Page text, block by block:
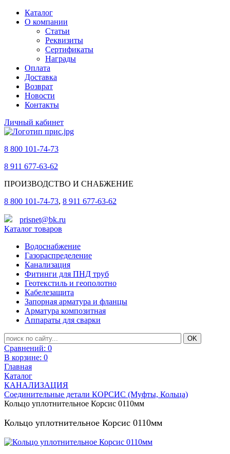
Каталог
О компании
Статьи
Реквизиты
Сертификаты
Награды
Оплата
Доставка
Возврат
Новости
Контакты
Личный кабинет
8 800 101-74-73
8 911 677-63-62
ПРОИЗВОДСТВО И СНАБЖЕНИЕ
8 800 101-74-73, 8 911 677-63-62
prisnet@bk.ru
Каталог товаров
Водоснабжение
Газораспределение
Канализация
Фитинги для ПНД труб
Геотекстиль и геополотно
Кабелезащита
Запорная арматура и фланцы
Арматура композитная
Аппараты для сварки
Сравнений: 0
В корзине: 0
Главная
Каталог
КАНАЛИЗАЦИЯ
Соединительные детали КОРСИС (Муфты, Кольца)
Кольцо уплотнительное Корсис 0110мм
Кольцо уплотнительное Корсис 0110мм